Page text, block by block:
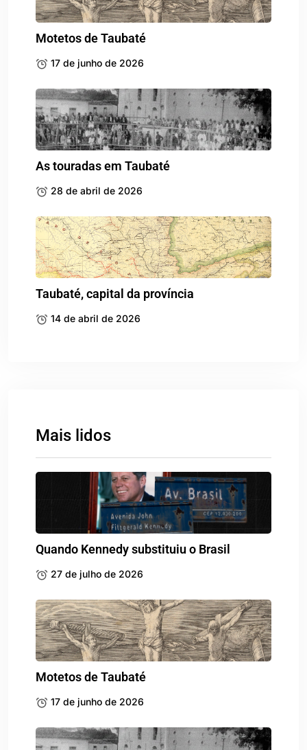
Motetos de Taubaté
17 de junho de 2026
As touradas em Taubaté
28 de abril de 2026
Taubaté, capital da província
14 de abril de 2026
Mais lidos
Quando Kennedy substituiu o Brasil
27 de julho de 2026
Motetos de Taubaté
17 de junho de 2026